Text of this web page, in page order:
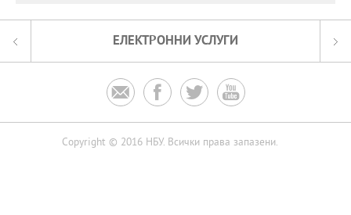
ЕЛЕКТРОННИ УСЛУГИ
   
Copyright © 2016 НБУ. Всички права запазени.